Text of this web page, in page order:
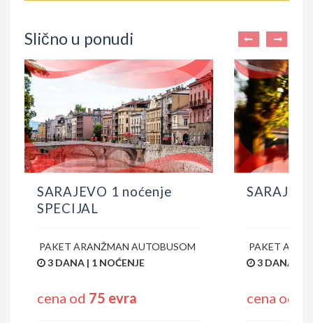
Slično u ponudi
SARAJEVO 1 noćenje
PAKET ARANŽMAN AUTOBUSOM
3 DANA | 1 NOĆENJE
cena od75 evra
PAKET
5 DANA | 2
cena od